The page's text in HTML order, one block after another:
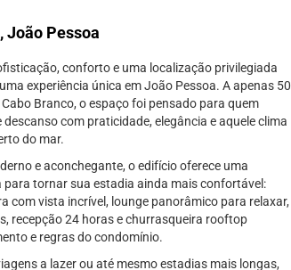
João Pessoa
conforto e uma localização privilegiada
experiência única em João Pessoa. A apenas 50
Branco, o espaço foi pensado para quem
descanso com praticidade, elegância e aquele clima
do mar.
e aconchegante, o edifício oferece uma
tornar sua estadia ainda mais confortável:
com vista incrível, lounge panorâmico para relaxar,
recepção 24 horas e churrasqueira rooftop
e regras do condomínio.
a lazer ou até mesmo estadias mais longas,